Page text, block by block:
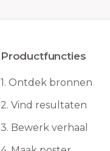
Productfuncties
1. Ontdek bronnen
2. Vind resultaten
3. Bewerk verhaal